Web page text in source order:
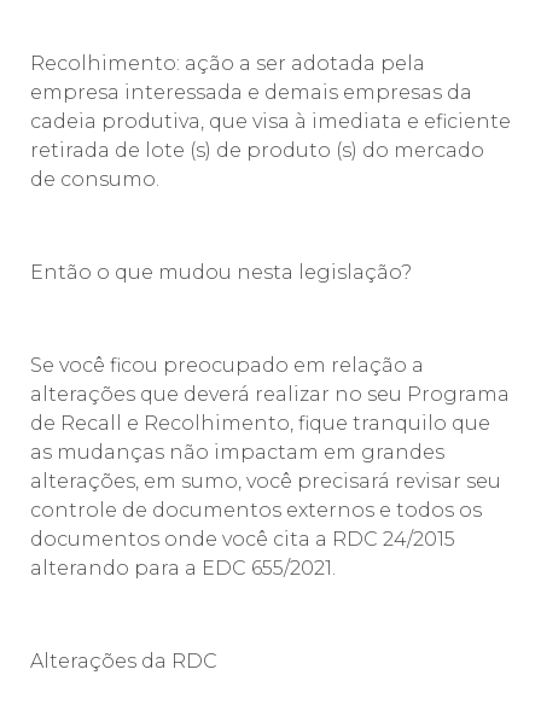
Recolhimento: ação a ser adotada pela
empresa interessada e demais empresas da
cadeia produtiva, que visa à imediata e eficiente
retirada de lote (s) de produto (s) do mercado
de consumo.
Então o que mudou nesta legislação?
Se você ficou preocupado em relação a
alterações que deverá realizar no seu Programa
de Recall e Recolhimento, fique tranquilo que
as mudanças não impactam em grandes
alterações, em sumo, você precisará revisar seu
controle de documentos externos e todos os
documentos onde você cita a RDC 24/2015
alterando para a EDC 655/2021.
Alterações da RDC